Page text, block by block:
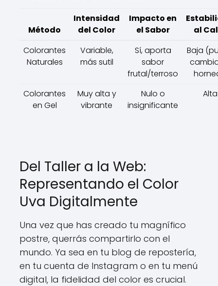
Método
Intensidad
del Color
Impacto en
el Sabor
al
Colorantes
Naturales
Variable,
más sutil
Sí, aporta
sabor
frutal/terroso
Baja
Colorantes
en Gel
Muy alta y
vibrante
Nulo o
insignificante
Alta
Del Taller a la Web:
Representando el Color
Uva Digitalmente
Una vez que has creado tu magnífico
postre, querrás compartirlo con el
mundo. Ya sea en tu blog de repostería,
en tu cuenta de Instagram o en tu menú
digital, la fidelidad del color es crucial.